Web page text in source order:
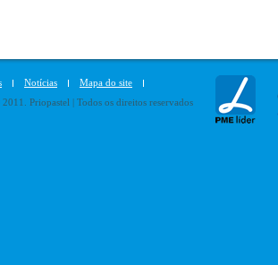
Notícias
Mapa do site
Priopastel | Todos os direitos reservados